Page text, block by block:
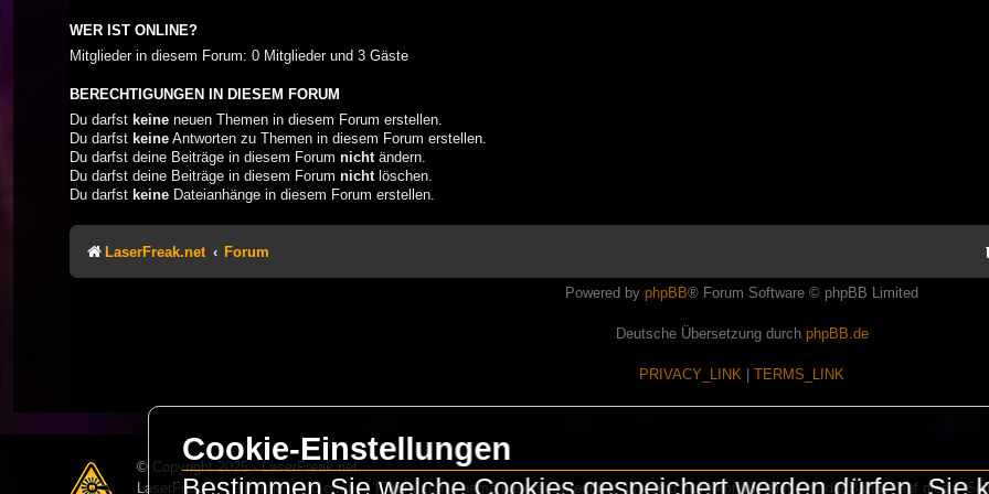
WER IST ONLINE?
Mitglieder in diesem Forum: 0 Mitglieder und 3 Gäste
BERECHTIGUNGEN IN DIESEM FORUM
Du darfst keine neuen Themen in diesem Forum erstellen.
Du darfst keine Antworten zu Themen in diesem Forum erstellen.
Du darfst deine Beiträge in diesem Forum nicht ändern.
Du darfst deine Beiträge in diesem Forum nicht löschen.
Du darfst keine Dateianhänge in diesem Forum erstellen.
LaserFreak.net Forum
Powered by phpBB® Forum Software © phpBB Limited
Deutsche Übersetzung durch phpBB.de
PRIVACY_LINK TERMS_LINK
© Copyright 2025 - LaserFreak.net
LaserFreak ist ein freies und offenes Forum zum Thema Lasershowtechnik. Wir sind nicht kommerziell und die Banner auf dieser
Cookie-Einstellungen
Bestimmen Sie welche Cookies gespeichert werden dürfen. Sie